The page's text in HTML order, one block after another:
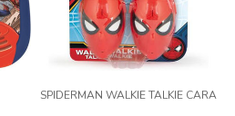
SPIDERMAN WALKIE TALKIE CARA